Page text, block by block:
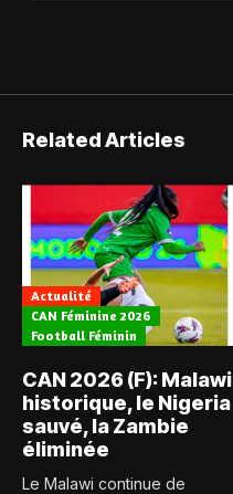
Related Articles
Actualité
CAN Féminine 2026
Football Féminin
CAN 2026 (F): Malawi
historique, le Nigeria
sauvé, la Zambie
éliminée
Le Malawi continue de